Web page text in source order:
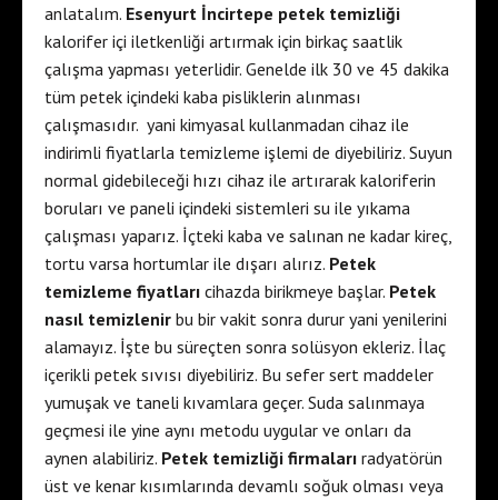
anlatalım. Esenyurt İncirtepe petek temizliği
kalorifer içi iletkenliği artırmak için birkaç saatlik
çalışma yapması yeterlidir. Genelde ilk 30 ve 45 dakika
tüm petek içindeki kaba pisliklerin alınması
çalışmasıdır. yani kimyasal kullanmadan cihaz ile
indirimli fiyatlarla temizleme işlemi de diyebiliriz. Suyun
normal gidebileceği hızı cihaz ile artırarak kaloriferin
boruları ve paneli içindeki sistemleri su ile yıkama
çalışması yaparız. İçteki kaba ve salınan ne kadar kireç,
tortu varsa hortumlar ile dışarı alırız. Petek
temizleme fiyatları cihazda birikmeye başlar. Petek
nasıl temizlenir bu bir vakit sonra durur yani yenilerini
alamayız. İşte bu süreçten sonra solüsyon ekleriz. İlaç
içerikli petek sıvısı diyebiliriz. Bu sefer sert maddeler
yumuşak ve taneli kıvamlara geçer. Suda salınmaya
geçmesi ile yine aynı metodu uygular ve onları da
aynen alabiliriz. Petek temizliği firmaları radyatörün
üst ve kenar kısımlarında devamlı soğuk olması veya